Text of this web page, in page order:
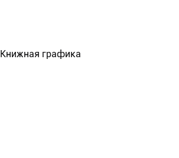
Книжная графика